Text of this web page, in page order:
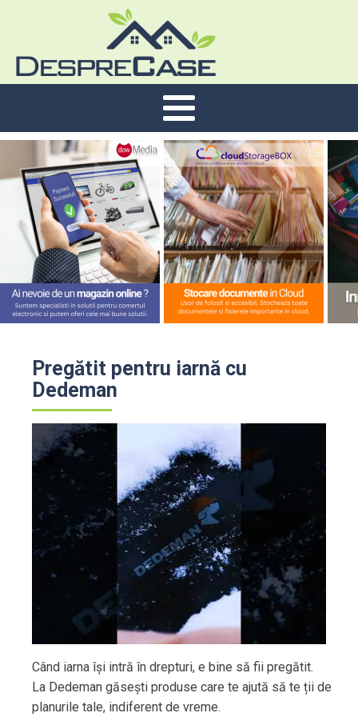
Pregătit pentru iarnă cu
Dedeman
Când iarna își intră în drepturi, e bine să fii pregătit.
La Dedeman găsești produse care te ajută să te ții de
planurile tale, indiferent de vreme.